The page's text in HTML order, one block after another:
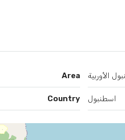
الأوربية
اسطنبول
Area
Country